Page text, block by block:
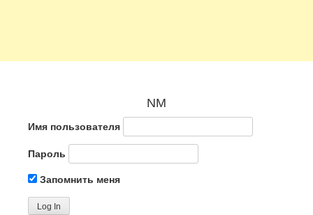
NM
Имя пользователя
Пароль
Запомнить меня